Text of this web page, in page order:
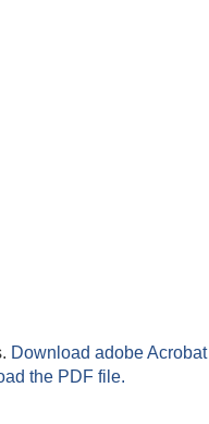
Download adobe Acrobat
the PDF file.